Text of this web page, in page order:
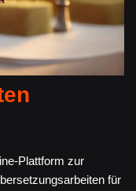
Plattform zur
für